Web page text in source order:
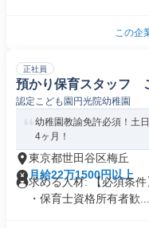
この企
正社員
預かり保育スタッフ
認定こども園円光院幼稚園
幼稚園教諭免許必須！土
4ヶ月！
東京都世田谷区梅丘
月給22万1500円以上
求める人材: 【必須条件
・保育士資格所有者歓...